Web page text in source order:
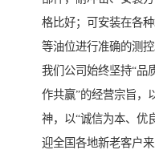
格比好；可安装在各
等油位进行准确的测控
我们公司始终坚持“品
作共赢”的经营宗旨，
神，以“诚信为本、优
迎全国各地新老客户